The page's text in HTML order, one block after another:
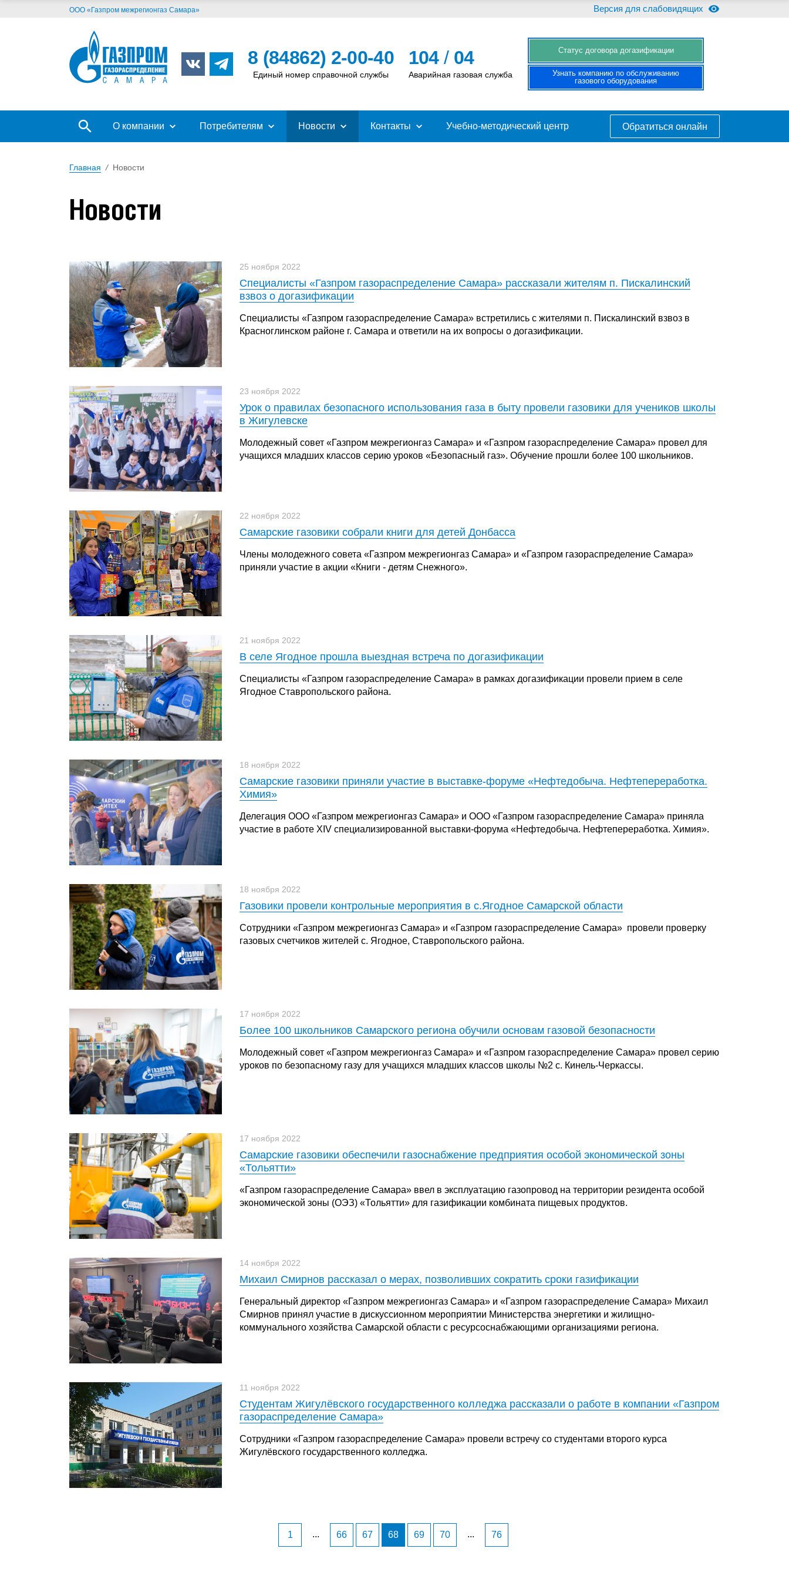
ООО «Газпром межрегионгаз Самара» Версия для слабовидящих
8 (84862) 2-00-40
Единый номер справочной службы
104/ 04
Аварийная газовая служба
Cтатус договора догазификации
Узнать компанию по обслуживанию
газового оборудования
О компании Потребителям Новости Контакты Учебно-методический центр Обратиться онлайн
Главная / Новости
Новости
25 ноября 2022
Специалисты «Газпром газораспределение Самара» рассказали жителям п. Пискалинский
взвоз о догазификации
Специалисты «Газпром газораспределение Самара» встретились с жителями п. Пискалинский взвоз в
Красноглинском районе г. Самара и ответили на их вопросы о догазификации.
23 ноября 2022
Урок о правилах безопасного использования газа в быту провели газовики для учеников школы
в Жигулевске
Молодежный совет «Газпром межрегионгаз Самара» и «Газпром газораспределение Самара» провел для
учащихся младших классов серию уроков «Безопасный газ». Обучение прошли более 100 школьников.
22 ноября 2022
Самарские газовики собрали книги для детей Донбасса
Члены молодежного совета «Газпром межрегионгаз Самара» и «Газпром газораспределение Самара»
приняли участие в акции «Книги - детям Снежного».
21 ноября 2022
В селе Ягодное прошла выездная встреча по догазификации
Специалисты «Газпром газораспределение Самара» в рамках догазификации провели прием в селе
Ягодное Ставропольского района.
18 ноября 2022
Самарские газовики приняли участие в выставке-форуме «Нефтедобыча. Нефтепереработка.
Химия»
Делегация ООО «Газпром межрегионгаз Самара» и ООО «Газпром газораспределение Самара» приняла
участие в работе XIV специализированной выставки-форума «Нефтедобыча. Нефтепереработка. Химия».
18 ноября 2022
Газовики провели контрольные мероприятия в с.Ягодное Самарской области
Сотрудники «Газпром межрегионгаз Самара» и «Газпром газораспределение Самара» провели проверку
газовых счетчиков жителей с. Ягодное, Ставропольского района.
17 ноября 2022
Более 100 школьников Самарского региона обучили основам газовой безопасности
Молодежный совет «Газпром межрегионгаз Самара» и «Газпром газораспределение Самара» провел серию
уроков по безопасному газу для учащихся младших классов школы №2 с. Кинель-Черкассы.
17 ноября 2022
Самарские газовики обеспечили газоснабжение предприятия особой экономической зоны
«Тольятти»
«Газпром газораспределение Самара» ввел в эксплуатацию газопровод на территории резидента особой
экономической зоны (ОЭЗ) «Тольятти» для газификации комбината пищевых продуктов.
14 ноября 2022
Михаил Смирнов рассказал о мерах, позволивших сократить сроки газификации
Генеральный директор «Газпром межрегионгаз Самара» и «Газпром газораспределение Самара» Михаил
Смирнов принял участие в дискуссионном мероприятии Министерства энергетики и жилищно-
коммунального хозяйства Самарской области с ресурсоснабжающими организациями региона.
11 ноября 2022
Студентам Жигулёвского государственного колледжа рассказали о работе в компании «Газпром
газораспределение Самара»
Сотрудники «Газпром газораспределение Самара» провели встречу со студентами второго курса
Жигулёвского государственного колледжа.
1 ... 66 67 68 69 70 ... 76